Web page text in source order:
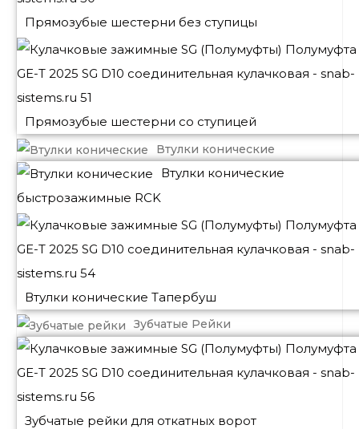
Прямозубые шестерни без ступицы
Прямозубые шестерни со ступицей
Втулки конические
Втулки конические
быстрозажимные RCK
Втулки конические Тапербуш
Зубчатые Рейки
Зубчатые рейки для откатных ворот